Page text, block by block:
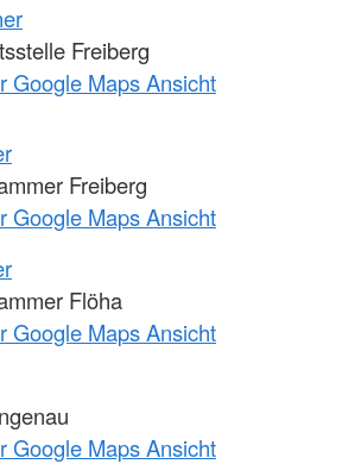
Freiberg
Google Maps Ansicht
Freiberg
Google Maps Ansicht
Flöha
Google Maps Ansicht
Google Maps Ansicht